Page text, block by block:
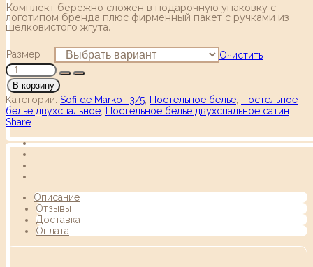
Комплект бережно сложен в подарочную упаковку с
логотипом бренда плюс фирменный пакет с ручками из
шелковистого жгута.
Размер Очистить
В корзину
Категории: Sofi de Marko -3/5 Постельное белье Постельное
белье двухспальное Постельное белье двухспальное сатин
Share
Описание
Отзывы
Доставка
Оплата